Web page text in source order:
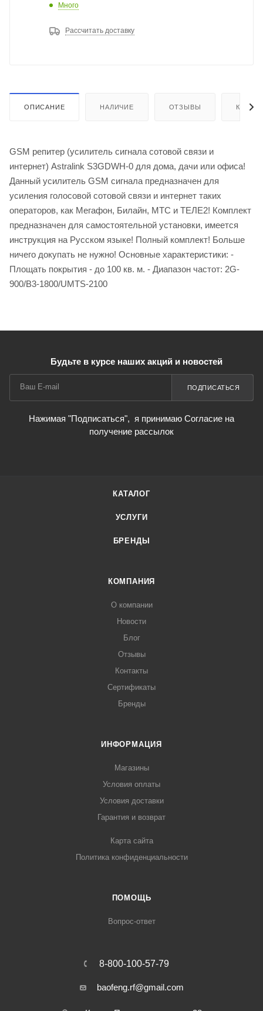
Много
Рассчитать доставку
ОПИСАНИЕ НАЛИЧИЕ ОТЗЫВЫ КАК
GSM репитер (усилитель сигнала сотовой связи и
интернет) Astralink S3GDWH-0 для дома, дачи или офиса!
Данный усилитель GSM сигнала предназначен для
усиления голосовой сотовой связи и интернет таких
операторов, как Мегафон, Билайн, МТС и ТЕЛЕ2! Комплект
предназначен для самостоятельной установки, имеется
инструкция на Русском языке! Полный комплект! Больше
ничего докупать не нужно! Основные характеристики: -
Площать покрытия - до 100 кв. м. - Диапазон частот: 2G-
900/B3-1800/UMTS-2100
Будьте в курсе наших акций и новостей
ПОДПИСАТЬСЯ
Нажимая "Подписаться", я принимаю Согласие на
получение рассылок
КАТАЛОГ
УСЛУГИ
БРЕНДЫ
КОМПАНИЯ
О компании
Новости
Блог
Отзывы
Контакты
Сертификаты
Бренды
ИНФОРМАЦИЯ
Магазины
Условия оплаты
Условия доставки
Гарантия и возврат
Карта сайта
Политика конфиденциальности
ПОМОЩЬ
Вопрос-ответ
8-800-100-57-79
baofeng.rf@gmail.com